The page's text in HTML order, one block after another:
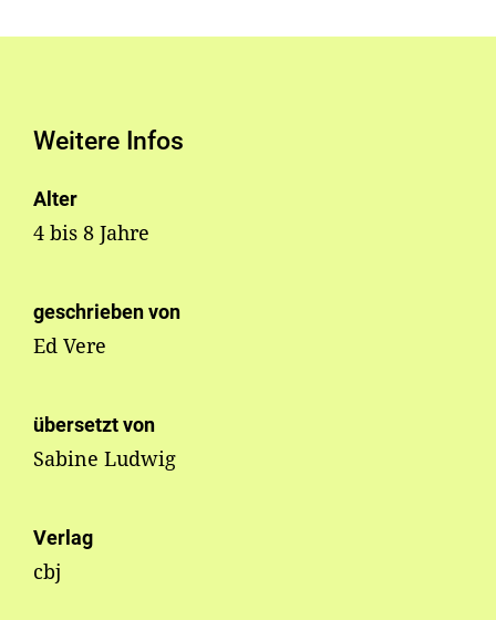
Weitere Infos
Alter
4 bis 8 Jahre
geschrieben von
Ed Vere
übersetzt von
Sabine Ludwig
Verlag
cbj